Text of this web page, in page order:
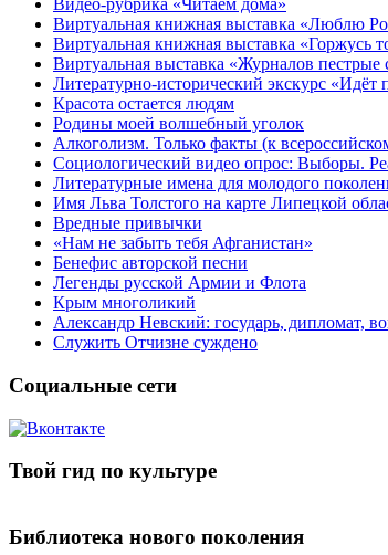
Видео-рубрика «Читаем дома»
Виртуальная книжная выставка «Люблю
Виртуальная книжная выставка «Горжусь
Виртуальная выставка «Журналов пестрые
Литературно-исторический экскурс
Красота остается людям
Родины моей волшебный уголок
Алкоголизм. Только факты (к
Социологический видео опрос: Выборы.
Литературные имена для молодого
Имя Льва Толстого на карте Липецкой
Вредные привычки
«Нам не забыть тебя Афганистан»
Бенефис авторской песни
Легенды русской Армии и Флота
Крым многоликий
Александр Невский: государь, дипломат,
Служить Отчизне суждено
Социальные сети
Твой гид по культуре
Библиотека нового поколения